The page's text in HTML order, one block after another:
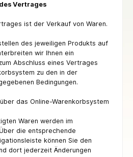
Vertrages
ist der Verkauf von Waren.
des jeweiligen Produkts auf
wir Ihnen ein
Abschluss eines Vertrages
zu den in der
Bedingungen.
das Online-Warenkorbsystem
Waren werden im
die entsprechende
können Sie den
dort jederzeit Änderungen